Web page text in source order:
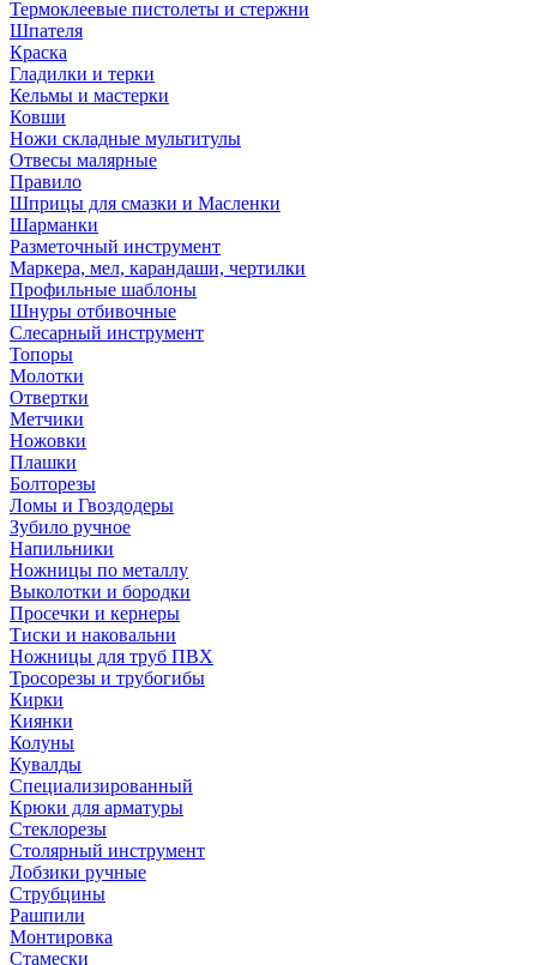
Термоклеевые пистолеты и стержни
Шпателя
Краска
Гладилки и терки
Кельмы и мастерки
Ковши
Ножи складные мультитулы
Отвесы малярные
Правило
Шприцы для смазки и Масленки
Шарманки
Разметочный инструмент
Маркера, мел, карандаши, чертилки
Профильные шаблоны
Шнуры отбивочные
Слесарный инструмент
Топоры
Молотки
Отвертки
Метчики
Ножовки
Плашки
Болторезы
Ломы и Гвоздодеры
Зубило ручное
Напильники
Ножницы по металлу
Выколотки и бородки
Просечки и кернеры
Тиски и наковальни
Ножницы для труб ПВХ
Тросорезы и трубогибы
Кирки
Киянки
Колуны
Кувалды
Специализированный
Крюки для арматуры
Стеклорезы
Столярный инструмент
Лобзики ручные
Струбцины
Рашпили
Монтировка
Стамески